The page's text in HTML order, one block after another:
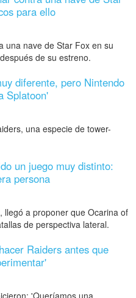
para ello
una nave de Star Fox en su
de su estreno.
diferente, pero Nintendo
Splatoon'
una especie de tower-
un juego muy distinto:
persona
llegó a proponer que Ocarina of
de perspectiva lateral.
Raiders antes que
'Queríamos una